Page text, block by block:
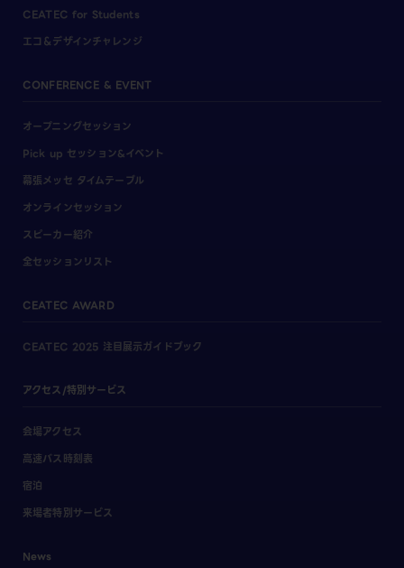
CEATEC for Students
エコ＆デザインチャレンジ
CONFERENCE & EVENT
オープニングセッション
Pick up セッション&イベント
幕張メッセ タイムテーブル
オンラインセッション
スピーカー紹介
全セッションリスト
CEATEC AWARD
CEATEC 2025 注目展示ガイドブック
アクセス/特別サービス
会場アクセス
高速バス時刻表
宿泊
来場者特別サービス
News